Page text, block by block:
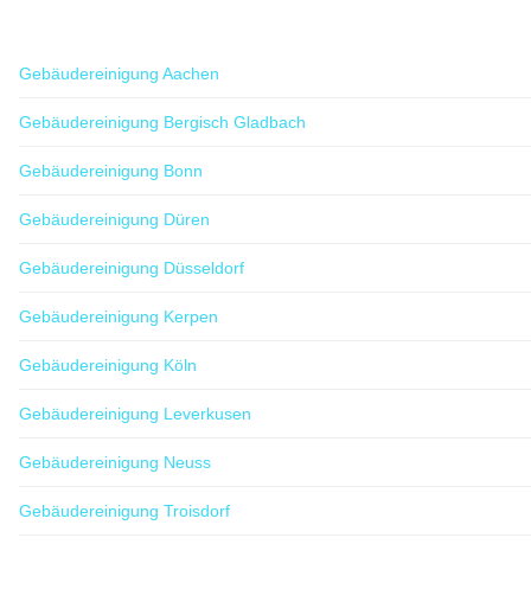
Gebäudereinigung Aachen
Gebäudereinigung Bergisch Gladbach
Gebäudereinigung Bonn
Gebäudereinigung Düren
Gebäudereinigung Düsseldorf
Gebäudereinigung Kerpen
Gebäudereinigung Köln
Gebäudereinigung Leverkusen
Gebäudereinigung Neuss
Gebäudereinigung Troisdorf